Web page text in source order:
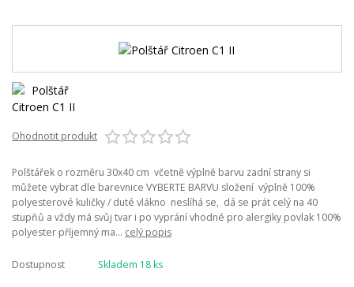
Ohodnotit produkt
Polštářek o rozměru 30x40 cm včetně výplně barvu zadní strany si
můžete vybrat dle barevnice VYBERTE BARVU složení výplně 100%
polyesterové kuličky / duté vlákno neslíhá se, dá se prát celý na 40
stupňů a vždy má svůj tvar i po vyprání vhodné pro alergiky povlak 100%
polyester příjemný ma... celý popis
Dostupnost Skladem 18 ks